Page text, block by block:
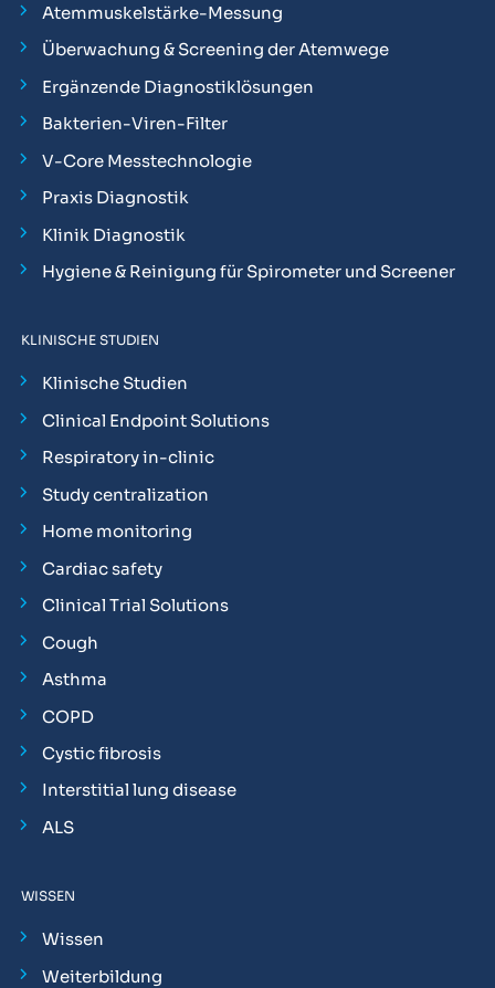
Atemmuskelstärke-Messung
Überwachung & Screening der Atemwege
Ergänzende Diagnostiklösungen
Bakterien-Viren-Filter
V-Core Messtechnologie
Praxis Diagnostik
Klinik Diagnostik
Hygiene & Reinigung für Spirometer und Screener
KLINISCHE STUDIEN
Klinische Studien
Clinical Endpoint Solutions
Respiratory in-clinic
Study centralization
Home monitoring
Cardiac safety
Clinical Trial Solutions
Cough
Asthma
COPD
Cystic fibrosis
Interstitial lung disease
ALS
WISSEN
Wissen
Weiterbildung